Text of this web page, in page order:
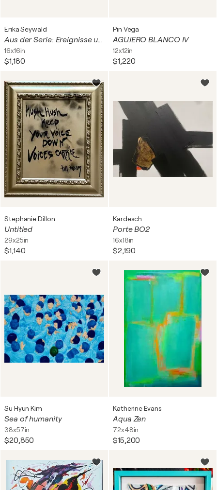
Erika Seywald
Aus der Serie: Ereignisse und Zwischenfälle in der Natur - 1
16x16in
$1,180
Pin Vega
AGUJERO BLANCO IV
12x12in
$1,220
Stephanie Dillon
Untitled
29x25in
$1,140
Kardesch
Porte BO2
16x18in
$2,190
Su Hyun Kim
Sea of humanity
38x57in
$20,850
Katherine Evans
Aqua Zen
72x48in
$15,200